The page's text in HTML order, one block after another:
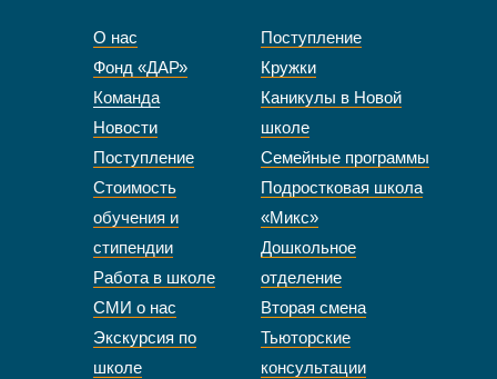
О нас
Фонд «ДАР»
Команда
Новости
Поступление
Стоимость
обучения и
стипендии
Работа в школе
СМИ о нас
Экскурсия по
школе
Поступление
Кружки
Каникулы в Новой
школе
Семейные программы
Подростковая школа
«Микс»
Дошкольное
отделение
Вторая смена
Тьюторские
консультации